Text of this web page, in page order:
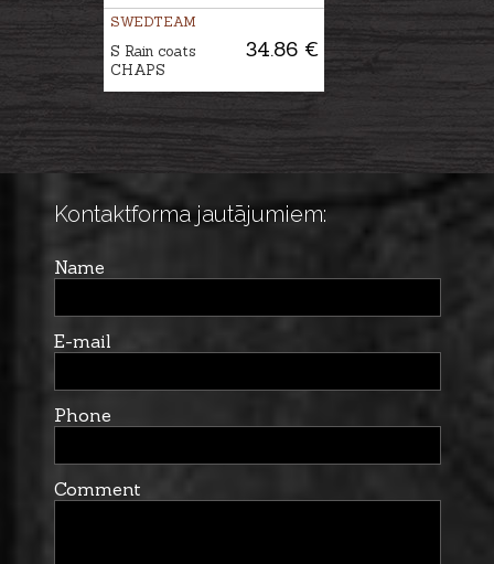
SWEDTEAM
34.86 €
S Rain coats
CHAPS
Kontaktforma jautājumiem:
Name
E-mail
Phone
Comment